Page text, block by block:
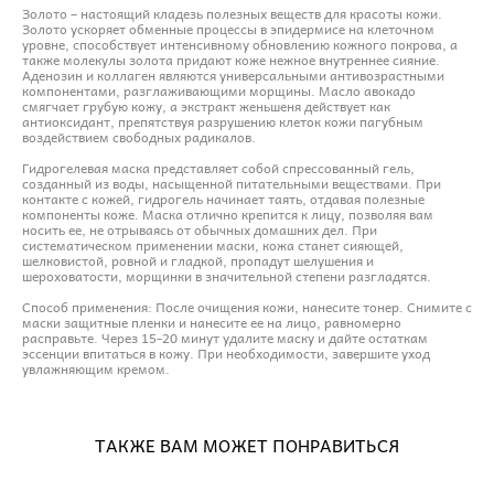
Золото – настоящий кладезь полезных веществ для красоты кожи.
Золото ускоряет обменные процессы в эпидермисе на клеточном
уровне, способствует интенсивному обновлению кожного покрова, а
также молекулы золота придают коже нежное внутреннее сияние.
Аденозин и коллаген являются универсальными антивозрастными
компонентами, разглаживающими морщины. Масло авокадо
смягчает грубую кожу, а экстракт женьшеня действует как
антиоксидант, препятствуя разрушению клеток кожи пагубным
воздействием свободных радикалов.
Гидрогелевая маска представляет собой спрессованный гель,
созданный из воды, насыщенной питательными веществами. При
контакте с кожей, гидрогель начинает таять, отдавая полезные
компоненты коже. Маска отлично крепится к лицу, позволяя вам
носить ее, не отрываясь от обычных домашних дел. При
систематическом применении маски, кожа станет сияющей,
шелковистой, ровной и гладкой, пропадут шелушения и
шероховатости, морщинки в значительной степени разгладятся.
Способ применения: После очищения кожи, нанесите тонер. Снимите с
маски защитные пленки и нанесите ее на лицо, равномерно
расправьте. Через 15-20 минут удалите маску и дайте остаткам
эссенции впитаться в кожу. При необходимости, завершите уход
увлажняющим кремом.
ТАКЖЕ ВАМ МОЖЕТ ПОНРАВИТЬСЯ